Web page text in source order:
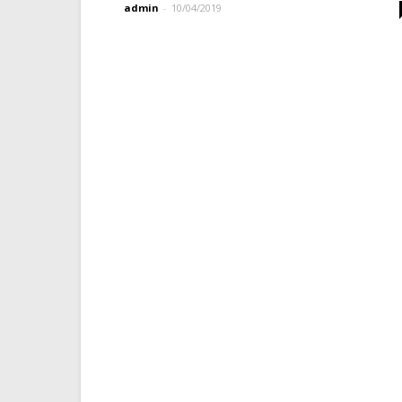
admin - 10/04/2019